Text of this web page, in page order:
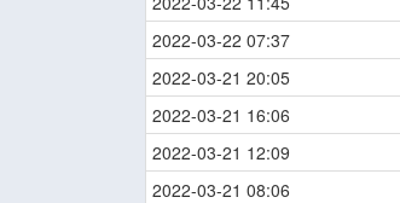
2022-03-22 07:37
2022-03-21 20:05
2022-03-21 16:06
2022-03-21 12:09
2022-03-21 08:06